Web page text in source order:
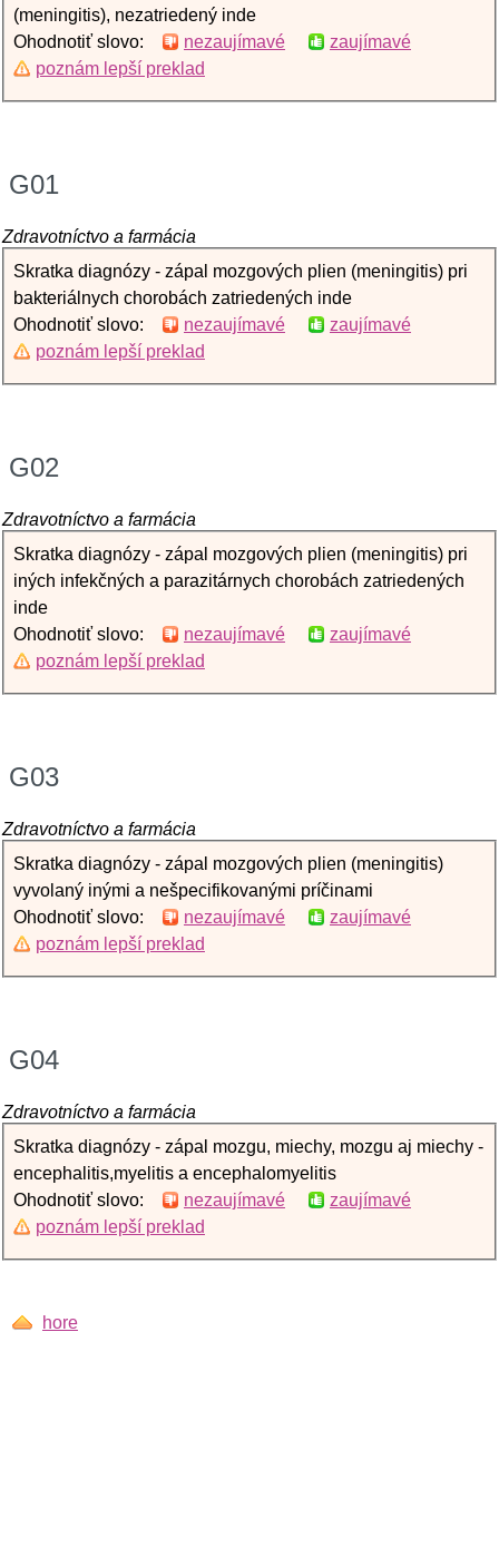
(meningitis), nezatriedený inde
Ohodnotiť slovo:
nezaujímavé
zaujímavé
poznám lepší preklad
G01
Zdravotníctvo a farmácia
Skratka diagnózy - zápal mozgových plien (meningitis) pri
bakteriálnych chorobách zatriedených inde
Ohodnotiť slovo:
nezaujímavé
zaujímavé
poznám lepší preklad
G02
Zdravotníctvo a farmácia
Skratka diagnózy - zápal mozgových plien (meningitis) pri
iných infekčných a parazitárnych chorobách zatriedených
inde
Ohodnotiť slovo:
nezaujímavé
zaujímavé
poznám lepší preklad
G03
Zdravotníctvo a farmácia
Skratka diagnózy - zápal mozgových plien (meningitis)
vyvolaný inými a nešpecifikovanými príčinami
Ohodnotiť slovo:
nezaujímavé
zaujímavé
poznám lepší preklad
G04
Zdravotníctvo a farmácia
Skratka diagnózy - zápal mozgu, miechy, mozgu aj miechy -
encephalitis,myelitis a encephalomyelitis
Ohodnotiť slovo:
nezaujímavé
zaujímavé
poznám lepší preklad
hore